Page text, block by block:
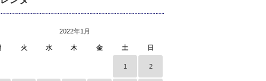
2022年1月
火 水 木 金 土 日
1 2